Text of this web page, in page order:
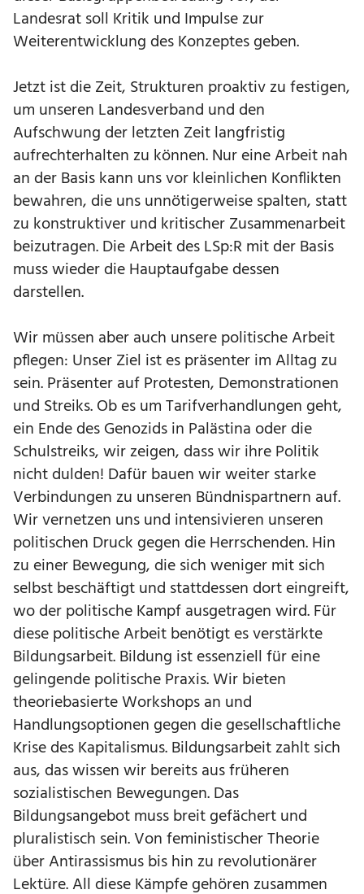
Landesrat soll Kritik und Impulse zur
Weiterentwicklung des Konzeptes geben.
Jetzt ist die Zeit, Strukturen proaktiv zu festigen,
um unseren Landesverband und den
Aufschwung der letzten Zeit langfristig
aufrechterhalten zu können. Nur eine Arbeit nah
an der Basis kann uns vor kleinlichen Konflikten
bewahren, die uns unnötigerweise spalten, statt
zu konstruktiver und kritischer Zusammenarbeit
beizutragen. Die Arbeit des LSp:R mit der Basis
muss wieder die Hauptaufgabe dessen
darstellen.
Wir müssen aber auch unsere politische Arbeit
pflegen: Unser Ziel ist es präsenter im Alltag zu
sein. Präsenter auf Protesten, Demonstrationen
und Streiks. Ob es um Tarifverhandlungen geht,
ein Ende des Genozids in Palästina oder die
Schulstreiks, wir zeigen, dass wir ihre Politik
nicht dulden! Dafür bauen wir weiter starke
Verbindungen zu unseren Bündnispartnern auf.
Wir vernetzen uns und intensivieren unseren
politischen Druck gegen die Herrschenden. Hin
zu einer Bewegung, die sich weniger mit sich
selbst beschäftigt und stattdessen dort eingreift,
wo der politische Kampf ausgetragen wird. Für
diese politische Arbeit benötigt es verstärkte
Bildungsarbeit. Bildung ist essenziell für eine
gelingende politische Praxis. Wir bieten
theoriebasierte Workshops an und
Handlungsoptionen gegen die gesellschaftliche
Krise des Kapitalismus. Bildungsarbeit zahlt sich
aus, das wissen wir bereits aus früheren
sozialistischen Bewegungen. Das
Bildungsangebot muss breit gefächert und
pluralistisch sein. Von feministischer Theorie
über Antirassismus bis hin zu revolutionärer
Lektüre. All diese Kämpfe gehören zusammen